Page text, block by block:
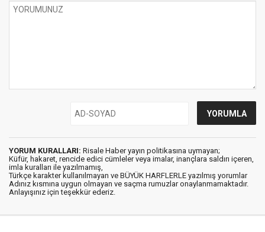
YORUM KURALLARI: Risale Haber yayın politikasına uymayan;
Küfür, hakaret, rencide edici cümleler veya imalar, inançlara saldırı içeren,
imla kuralları ile yazılmamış,
Türkçe karakter kullanılmayan ve BÜYÜK HARFLERLE yazılmış yorumlar
Adınız kısmına uygun olmayan ve saçma rumuzlar onaylanmamaktadır.
Anlayışınız için teşekkür ederiz.